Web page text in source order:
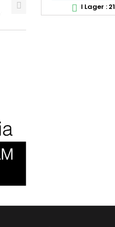
 I Lager : 21